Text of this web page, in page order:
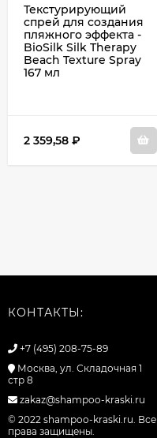
Текстурирующий
спрей для создания
пляжного эффекта -
BioSilk Silk Therapy
Beach Texture Spray
167 мл
2 359,58 ₽
КОНТАКТЫ:
+7 (495) 208-75-89
Москва, ул. Складочная 1
стр 8
zakaz@shampoo-kraski.ru
© 2022 shampoo-kraski.ru. Все
права защищены.